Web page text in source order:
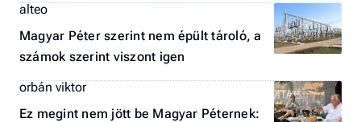
alteo
Magyar Péter szerint nem épült tároló, a
számok szerint viszont igen
orbán viktor
Ez megint nem jött be Magyar Péternek: